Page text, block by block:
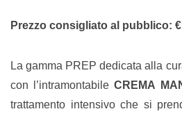
Prezzo consigliato al pubblico: €
La gamma PREP dedicata alla
con l’intramontabileCREMA
trattamento intensivo che si